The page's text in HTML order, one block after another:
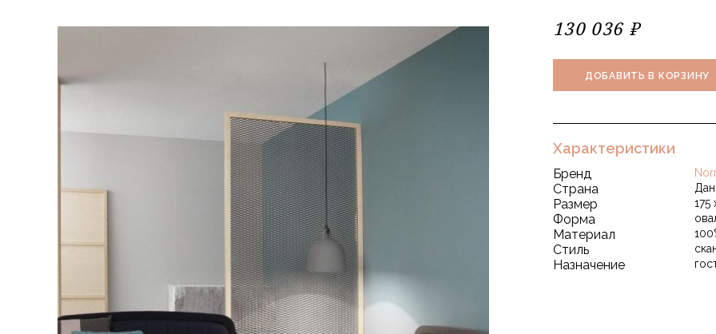
130 036 ₽
ДОБАВИТЬ В КОРЗИНУ
Характеристики
Бренд
Страна
Размер 175
Форма
Материал
Стиль
Назначение